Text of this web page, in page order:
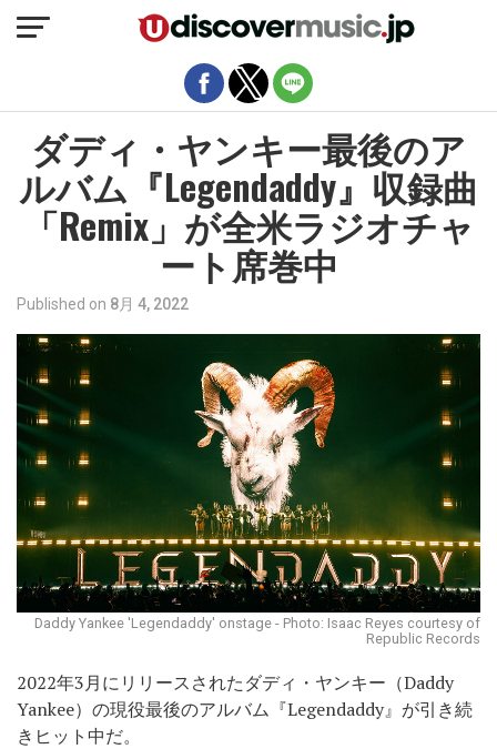
ダディ・ヤンキー最後のア
ルバム『Legendaddy』収録曲
「Remix」が全米ラジオチャ
ート席巻中
Published on 8月 4, 2022
Daddy Yankee 'Legendaddy' onstage - Photo: Isaac Reyes courtesy of
Republic Records
2022年3月にリリースされたダディ・ヤンキー（Daddy
Yankee）の現役最後のアルバム『Legendaddy』が引き続
きヒット中だ。
モバイルバージョンを終了